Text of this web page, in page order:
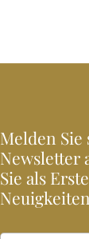
Melden
Newsletter
Sie als
Neuigkeiten